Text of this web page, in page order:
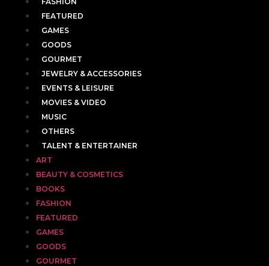
FEATURED
GAMES
GOODS
GOURMET
JEWELRY & ACCESSORIES
EVENTS & LEISURE
MOVIES & VIDEO
MUSIC
OTHERS
TALENT & ENTERTAINER
ART
BEAUTY & COSMETICS
BOOKS
FASHION
FEATURED
GAMES
GOODS
GOURMET